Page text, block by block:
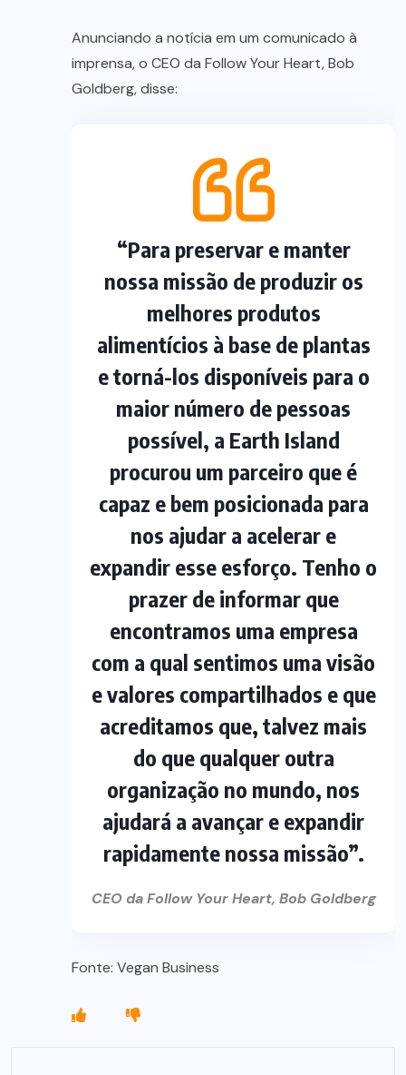
Anunciando a notícia em um comunicado à
imprensa, o CEO da Follow Your Heart, Bob
Goldberg, disse:
“Para preservar e manter
nossa missão de produzir os
melhores produtos
alimentícios à base de plantas
e torná-los disponíveis para o
maior número de pessoas
possível, a Earth Island
procurou um parceiro que é
capaz e bem posicionada para
nos ajudar a acelerar e
expandir esse esforço. Tenho o
prazer de informar que
encontramos uma empresa
com a qual sentimos uma visão
e valores compartilhados e que
acreditamos que, talvez mais
do que qualquer outra
organização no mundo, nos
ajudará a avançar e expandir
rapidamente nossa missão”.
CEO da Follow Your Heart, Bob Goldberg
Fonte: Vegan Business